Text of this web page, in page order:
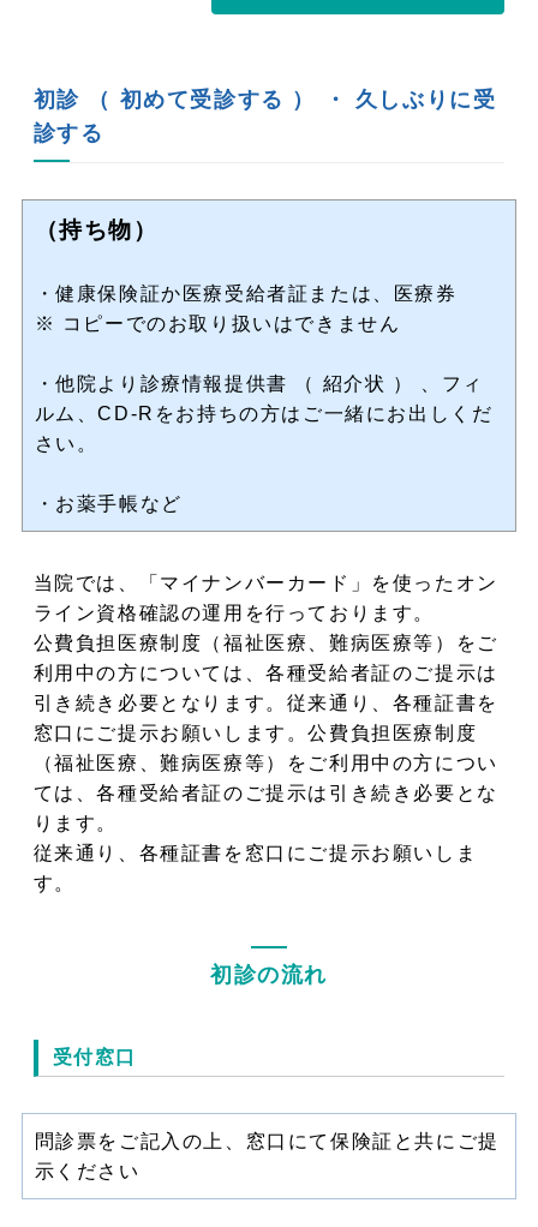
初診 （ 初めて受診する ） ・ 久しぶりに受
診する
（持ち物）
・健康保険証か医療受給者証または、医療券
※ コピーでのお取り扱いはできません
・他院より診療情報提供書 （ 紹介状 ） 、フィ
ルム、CD-Rをお持ちの方はご一緒にお出しくだ
さい。
・お薬手帳など
当院では、「マイナンバーカード」を使ったオン
ライン資格確認の運用を行っております。
公費負担医療制度（福祉医療、難病医療等）をご
利用中の方については、各種受給者証のご提示は
引き続き必要となります。従来通り、各種証書を
窓口にご提示お願いします。公費負担医療制度
（福祉医療、難病医療等）をご利用中の方につい
ては、各種受給者証のご提示は引き続き必要とな
ります。
従来通り、各種証書を窓口にご提示お願いしま
す。
初診の流れ
受付窓口
問診票をご記入の上、窓口にて保険証と共にご提
示ください